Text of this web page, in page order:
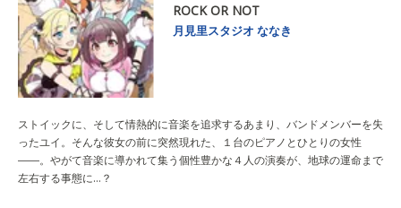
ROCK OR NOT
月見里スタジオ ななき
ストイックに、そして情熱的に音楽を追求するあまり、バンドメンバーを失
ったユイ。そんな彼女の前に突然現れた、１台のピアノとひとりの女性
――。やがて音楽に導かれて集う個性豊かな４人の演奏が、地球の運命まで
左右する事態に…？